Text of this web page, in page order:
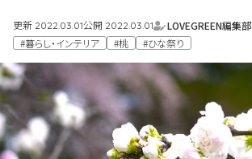
更新 2022.03.01公開 2022.03.01
LOVEGREEN編集部
#暮らし・インテリア
#桃 #ひな祭り